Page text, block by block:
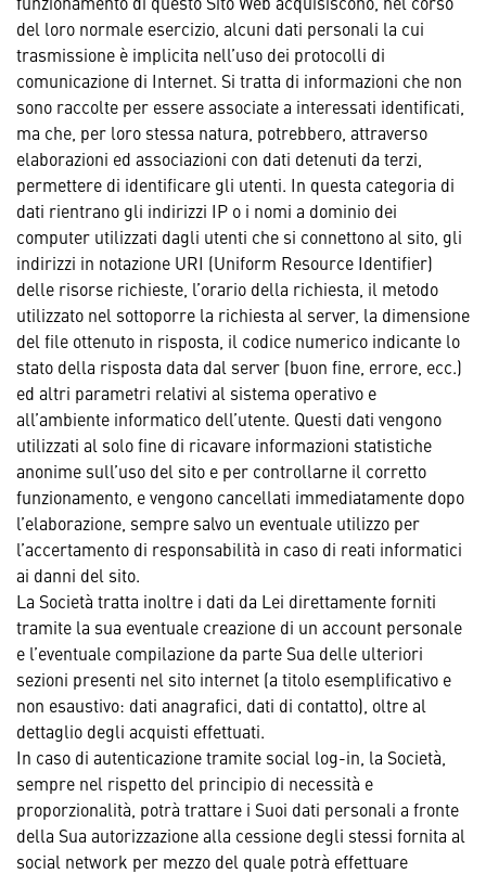
del loro normale esercizio, alcuni dati personali la cui
trasmissione è implicita nell’uso dei protocolli di
comunicazione di Internet. Si tratta di informazioni che non
sono raccolte per essere associate a interessati identificati,
ma che, per loro stessa natura, potrebbero, attraverso
elaborazioni ed associazioni con dati detenuti da terzi,
permettere di identificare gli utenti. In questa categoria di
dati rientrano gli indirizzi IP o i nomi a dominio dei
computer utilizzati dagli utenti che si connettono al sito, gli
indirizzi in notazione URI (Uniform Resource Identifier)
delle risorse richieste, l’orario della richiesta, il metodo
utilizzato nel sottoporre la richiesta al server, la dimensione
del file ottenuto in risposta, il codice numerico indicante lo
stato della risposta data dal server (buon fine, errore, ecc.)
ed altri parametri relativi al sistema operativo e
all’ambiente informatico dell’utente. Questi dati vengono
utilizzati al solo fine di ricavare informazioni statistiche
anonime sull’uso del sito e per controllarne il corretto
funzionamento, e vengono cancellati immediatamente dopo
l’elaborazione, sempre salvo un eventuale utilizzo per
l’accertamento di responsabilità in caso di reati informatici
ai danni del sito.
La Società tratta inoltre i dati da Lei direttamente forniti
tramite la sua eventuale creazione di un account personale
e l’eventuale compilazione da parte Sua delle ulteriori
sezioni presenti nel sito internet (a titolo esemplificativo e
non esaustivo: dati anagrafici, dati di contatto), oltre al
dettaglio degli acquisti effettuati.
In caso di autenticazione tramite social log-in, la Società,
sempre nel rispetto del principio di necessità e
proporzionalità, potrà trattare i Suoi dati personali a fronte
della Sua autorizzazione alla cessione degli stessi fornita al
social network per mezzo del quale potrà effettuare